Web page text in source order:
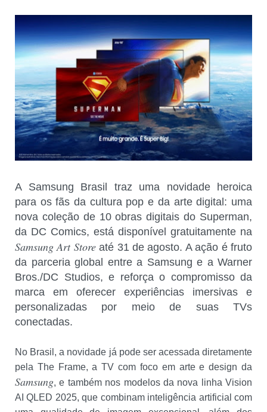
A Samsung Brasil traz uma novidade heroica
para os fãs da cultura pop e da arte digital: uma
nova coleção de 10 obras digitais do Superman,
da DC Comics, está disponível gratuitamente na
Samsung Art Storeaté 31 de agosto. A ação é fruto
da parceria global entre a Samsung e a Warner
Bros./DC Studios, e reforça o compromisso da
marca em oferecer experiências imersivas e
personalizadas por meio de suas TVs
conectadas.
No Brasil, a novidade já pode ser acessada diretamente
pela The Frame, a TV com foco em arte e design da
Samsung, e também nos modelos da nova linha Vision
AI QLED 2025, que combinam inteligência artificial com